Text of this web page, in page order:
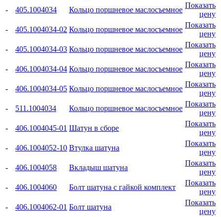
-
405.1004034 Кольцо поршневое маслосъемное
Показать
цену
-
405.1004034-02 Кольцо поршневое маслосъемное
Показать
цену
-
405.1004034-03 Кольцо поршневое маслосъемное
Показать
цену
-
406.1004034-04 Кольцо поршневое маслосъемное
Показать
цену
-
406.1004034-05 Кольцо поршневое маслосъемное
Показать
цену
-
511.1004034 Кольцо поршневое маслосъемное
Показать
цену
-
406.1004045-01 Шатун в сборе
Показать
цену
-
406.1004052-10 Втулка шатуна
Показать
цену
-
406.1004058 Вкладыш шатуна
Показать
цену
-
406.1004060 Болт шатуна с гайкой комплект
Показать
цену
-
406.1004062-01 Болт шатуна
Показать
цену